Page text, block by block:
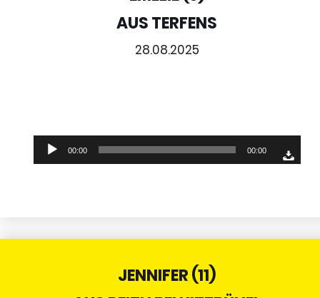
AUS TERFENS
28.08.2025
Audio-
Player
00:00 00:00
JENNIFER (11)